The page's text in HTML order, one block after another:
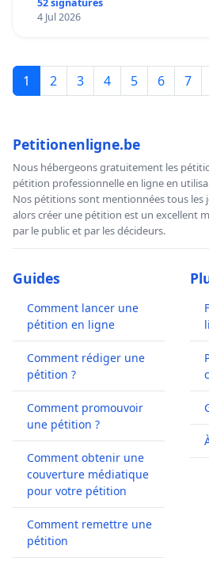
mettre fin à la vente
52 signatures
4 Jul 2026
1 2 3 4 5 6 7
Petitionenligne.be
Nous hébergeons gratuitement les
pétition professionnelle en ligne en
Nos pétitions sont mentionnées tous les
alors créer une pétition est un excellent
par le public et par les décideurs.
Guides
Comment lancer une
pétition en ligne
Comment rédiger une
pétition ?
Comment promouvoir
une pétition ?
Comment obtenir une
couverture médiatique
pour votre pétition
Comment remettre une
pétition